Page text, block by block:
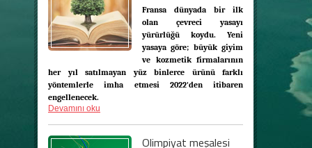
Fransa dünyada bir ilk
olan çevreci yasayı
yürürlüğü koydu. Yeni
yasaya göre; büyük giyim
ve kozmetik firmalarının
her yıl satılmayan yüz binlerce ürünü farklı
yöntemlerle imha etmesi 2022'den itibaren
engellenecek.
Devamını oku
Olimpiyat meşalesi